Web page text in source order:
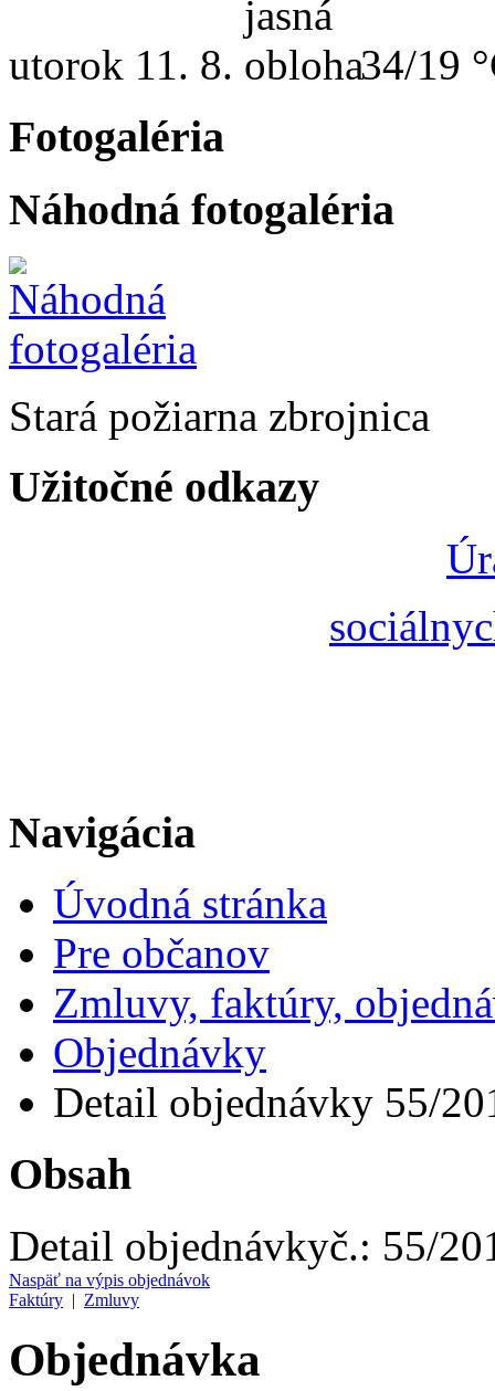
utorok 11. 8. 34/19
Fotogaléria
Náhodná fotogaléria
Stará požiarna zbrojnica
Užitočné odkazy
Navigácia
Úvodná stránka
Pre občanov
Zmluvy, faktúry,
Objednávky
Detail objednávky 55/
Obsah
Detail objednávkyč.: 55/
Naspäť na výpis objednávok
Faktúry | Zmluvy
Objednávka